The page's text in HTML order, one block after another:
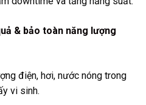
& bảo toàn năng lượng
điện, hơi, nước nóng trong
vi sinh.